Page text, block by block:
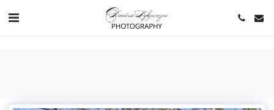
https://www.youtube.com/channel/UCNlqkSfR-Bi1SAAf6cDlUaQ